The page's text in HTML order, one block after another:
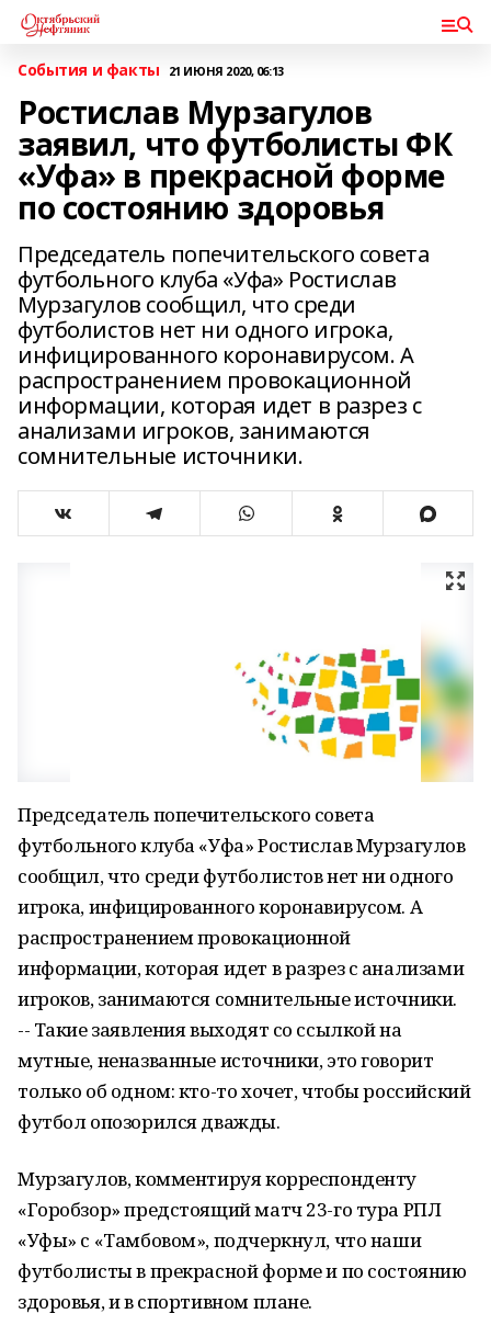
События и факты 21 ИЮНЯ 2020, 06:13
Ростислав Мурзагулов
заявил, что футболисты ФК
«Уфа» в прекрасной форме
по состоянию здоровья
Председатель попечительского совета
футбольного клуба «Уфа» Ростислав
Мурзагулов сообщил, что среди
футболистов нет ни одного игрока,
инфицированного коронавирусом. А
распространением провокационной
информации, которая идет в разрез с
анализами игроков, занимаются
сомнительные источники.
Председатель попечительского совета
футбольного клуба «Уфа» Ростислав Мурзагулов
сообщил, что среди футболистов нет ни одного
игрока, инфицированного коронавирусом. А
распространением провокационной
информации, которая идет в разрез с анализами
игроков, занимаются сомнительные источники.
-- Такие заявления выходят со ссылкой на
мутные, неназванные источники, это говорит
только об одном: кто-то хочет, чтобы российский
футбол опозорился дважды.
Мурзагулов, комментируя корреспонденту
«Горобзор» предстоящий матч 23-го тура РПЛ
«Уфы» с «Тамбовом», подчеркнул, что наши
футболисты в прекрасной форме и по состоянию
здоровья, и в спортивном плане.